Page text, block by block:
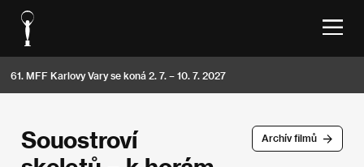
61. MFF Karlovy Vary se koná 2. 7. – 10. 7. 2027
Archív filmů
Souostroví